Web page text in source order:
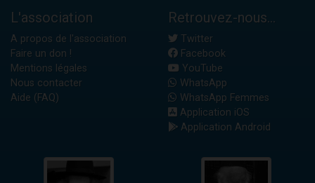
L'association
A propos de l'association
Faire un don !
Mentions légales
Nous contacter
Aide (FAQ)
Retrouvez-nous...
Twitter
Facebook
YouTube
WhatsApp
WhatsApp Femmes
Application iOS
Application Android